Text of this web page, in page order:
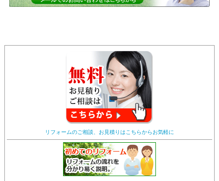
リフォームのご相談、お見積りはこちらからお気軽に